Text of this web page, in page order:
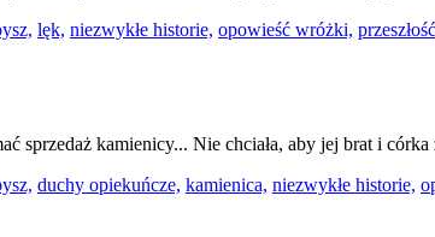
lęk, niezwykłe historie, opowieść wróżki,
sprzedaż kamienicy... Nie chciała, aby jej brat i
duchy opiekuńcze, kamienica, niezwykłe historie,